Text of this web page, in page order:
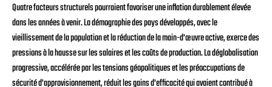
Quatre facteurs structurels pourraient favoriser une inflation durablement élevée
dans les années à venir. La démographie des pays développés, avec le
vieillissement de la population et la réduction de la main-d'œuvre active, exerce des
pressions à la hausse sur les salaires et les coûts de production. La déglobalisation
progressive, accélérée par les tensions géopolitiques et les préoccupations de
sécurité d'approvisionnement, réduit les gains d'efficacité qui avaient contribué à